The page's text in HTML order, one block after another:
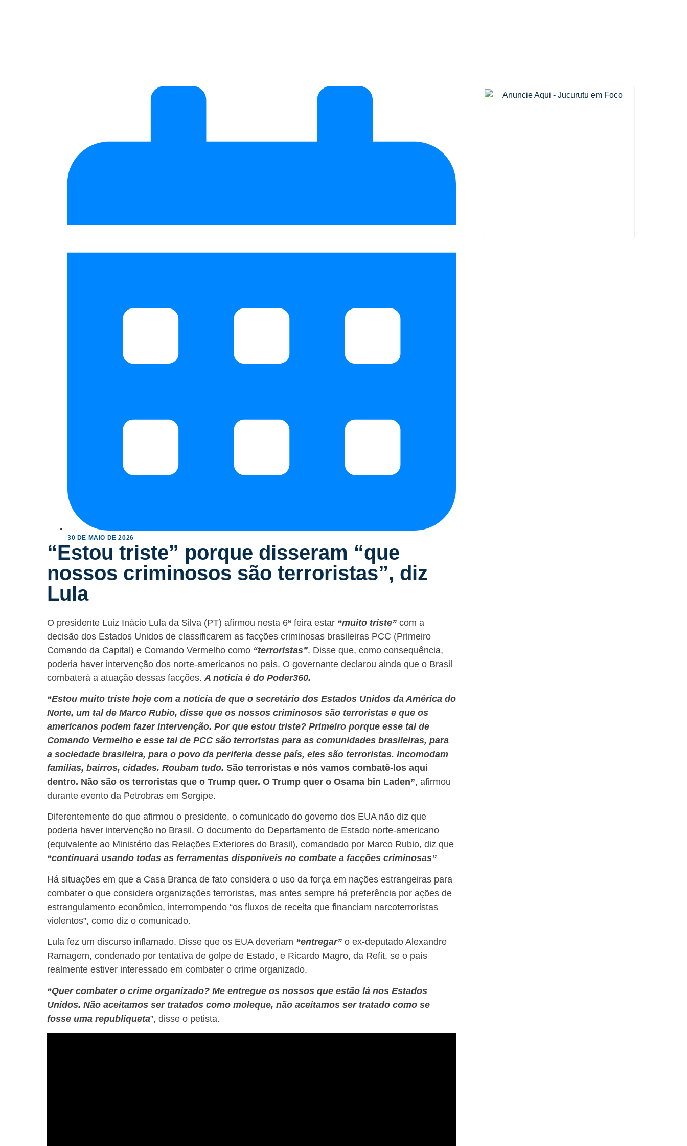
30 DE MAIO DE 2026
“Estou triste” porque disseram “que
nossos criminosos são terroristas”, diz
Lula
O presidente Luiz Inácio Lula da Silva (PT) afirmou nesta 6ª feira estar “muito triste” com a
decisão dos Estados Unidos de classificarem as facções criminosas brasileiras PCC (Primeiro
Comando da Capital) e Comando Vermelho como “terroristas”. Disse que, como consequência,
poderia haver intervenção dos norte-americanos no país. O governante declarou ainda que o Brasil
combaterá a atuação dessas facções. A noticia é do Poder360.
“Estou muito triste hoje com a notícia de que o secretário dos Estados Unidos da América do
Norte, um tal de Marco Rubio, disse que os nossos criminosos são terroristas e que os
americanos podem fazer intervenção. Por que estou triste? Primeiro porque esse tal de
Comando Vermelho e esse tal de PCC são terroristas para as comunidades brasileiras, para
a sociedade brasileira, para o povo da periferia desse país, eles são terroristas. Incomodam
famílias, bairros, cidades. Roubam tudo. São terroristas e nós vamos combatê-los aqui
dentro. Não são os terroristas que o Trump quer. O Trump quer o Osama bin Laden”, afirmou
durante evento da Petrobras em Sergipe.
Diferentemente do que afirmou o presidente, o comunicado do governo dos EUA não diz que
poderia haver intervenção no Brasil. O documento do Departamento de Estado norte-americano
(equivalente ao Ministério das Relações Exteriores do Brasil), comandado por Marco Rubio, diz que
“continuará usando todas as ferramentas disponíveis no combate a facções criminosas”
Há situações em que a Casa Branca de fato considera o uso da força em nações estrangeiras para
combater o que considera organizações terroristas, mas antes sempre há preferência por ações de
estrangulamento econômico, interrompendo “os fluxos de receita que financiam narcoterroristas
violentos”, como diz o comunicado.
Lula fez um discurso inflamado. Disse que os EUA deveriam “entregar” o ex-deputado Alexandre
Ramagem, condenado por tentativa de golpe de Estado, e Ricardo Magro, da Refit, se o país
realmente estiver interessado em combater o crime organizado.
“Quer combater o crime organizado? Me entregue os nossos que estão lá nos Estados
Unidos. Não aceitamos ser tratados como moleque, não aceitamos ser tratado como se
fosse uma republiqueta”, disse o petista.